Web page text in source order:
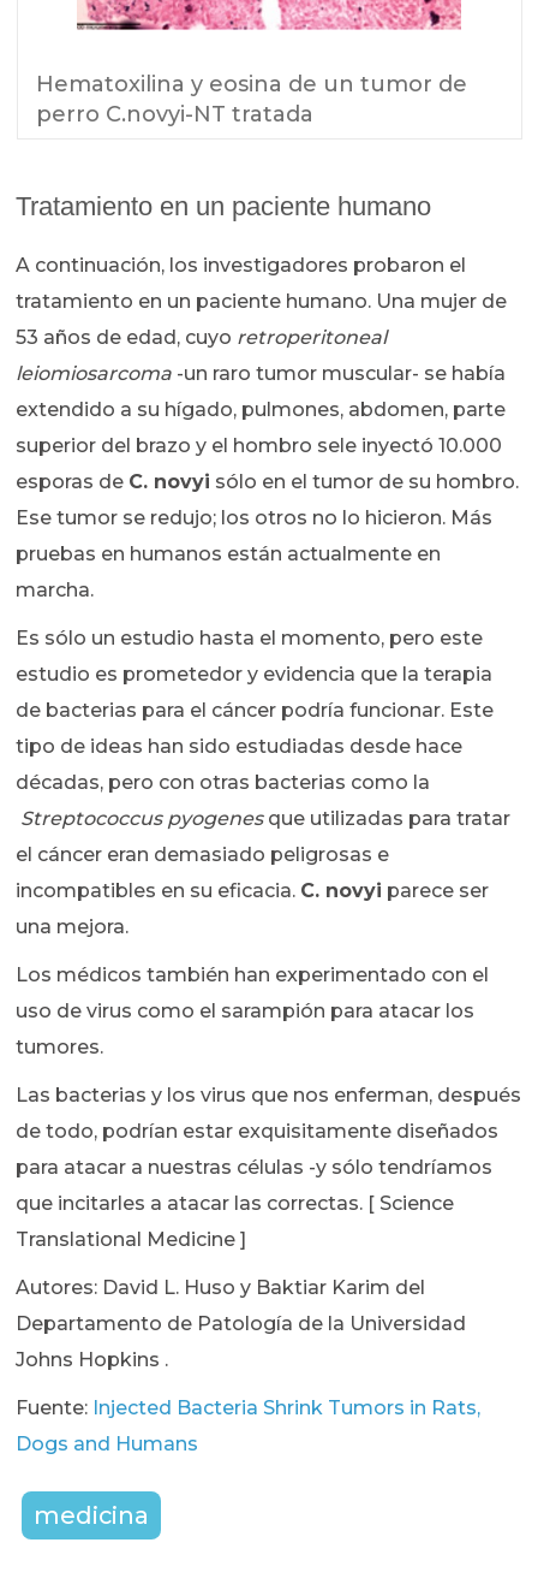
Hematoxilina y eosina de un tumor de
perro C.novyi-NT tratada
Tratamiento en un paciente humano
A continuación, los investigadores probaron el
tratamiento en un paciente humano. Una mujer de
53 años de edad, cuyo retroperitoneal
leiomiosarcoma -un raro tumor muscular- se había
extendido a su hígado, pulmones, abdomen, parte
superior del brazo y el hombro sele inyectó 10.000
esporas de C. novyi sólo en el tumor de su hombro.
Ese tumor se redujo; los otros no lo hicieron. Más
pruebas en humanos están actualmente en
marcha.
Es sólo un estudio hasta el momento, pero este
estudio es prometedor y evidencia que la terapia
de bacterias para el cáncer podría funcionar. Este
tipo de ideas han sido estudiadas desde hace
décadas, pero con otras bacterias como la
Streptococcus pyogenesque utilizadas para tratar
el cáncer eran demasiado peligrosas e
incompatibles en su eficacia. C. novyi parece ser
una mejora.
Los médicos también han experimentado con el
uso de virus como el sarampión para atacar los
tumores.
Las bacterias y los virus que nos enferman, después
de todo, podrían estar exquisitamente diseñados
para atacar a nuestras células -y sólo tendríamos
que incitarles a atacar las correctas. [ Science
Translational Medicine ]
Autores: David L. Huso y Baktiar Karim del
Departamento de Patología de la Universidad
Johns Hopkins .
Fuente: Injected Bacteria Shrink Tumors in Rats,
Dogs and Humans
medicina